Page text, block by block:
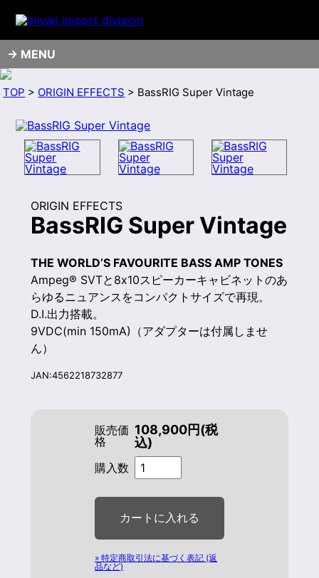
MENU
TOP > ORIGIN EFFECTS > BassRIG Super Vintage
ORIGIN EFFECTS
BassRIG Super Vintage
THE WORLD’S FAVOURITE BASS AMP TONES
Ampeg® SVTと8x10スピーカーキャビネットのあ
らゆるニュアンスをコンパクトサイズで再現。
D.I.出力搭載。
9VDC(min 150mA)（アダプターは付属しませ
ん）
JAN:4562218732877
販売価
格
108,900円(税
込)
購入数
» 特定商取引法に基づく表記 (返
品など)